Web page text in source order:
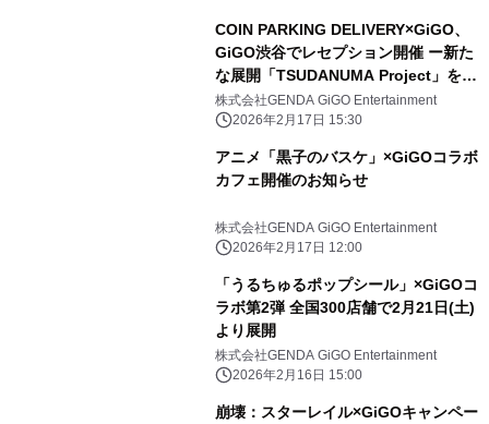
COIN PARKING DELIVERY×GiGO、
GiGO渋谷でレセプション開催 ー新た
な展開「TSUDANUMA Project」を発
表！ー
株式会社GENDA GiGO Entertainment
2026年2月17日 15:30
アニメ「黒子のバスケ」×GiGOコラボ
カフェ開催のお知らせ
株式会社GENDA GiGO Entertainment
2026年2月17日 12:00
「うるちゅるポップシール」×GiGOコ
ラボ第2弾 全国300店舗で2月21日(土)
より展開
株式会社GENDA GiGO Entertainment
2026年2月16日 15:00
崩壊：スターレイル×GiGOキャンペー